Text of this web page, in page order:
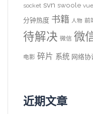
socket svn swoole vue
分钟热度 书籍 人物 前
待解决 微信 微
电影 碎片 系统 网络协
近期文章